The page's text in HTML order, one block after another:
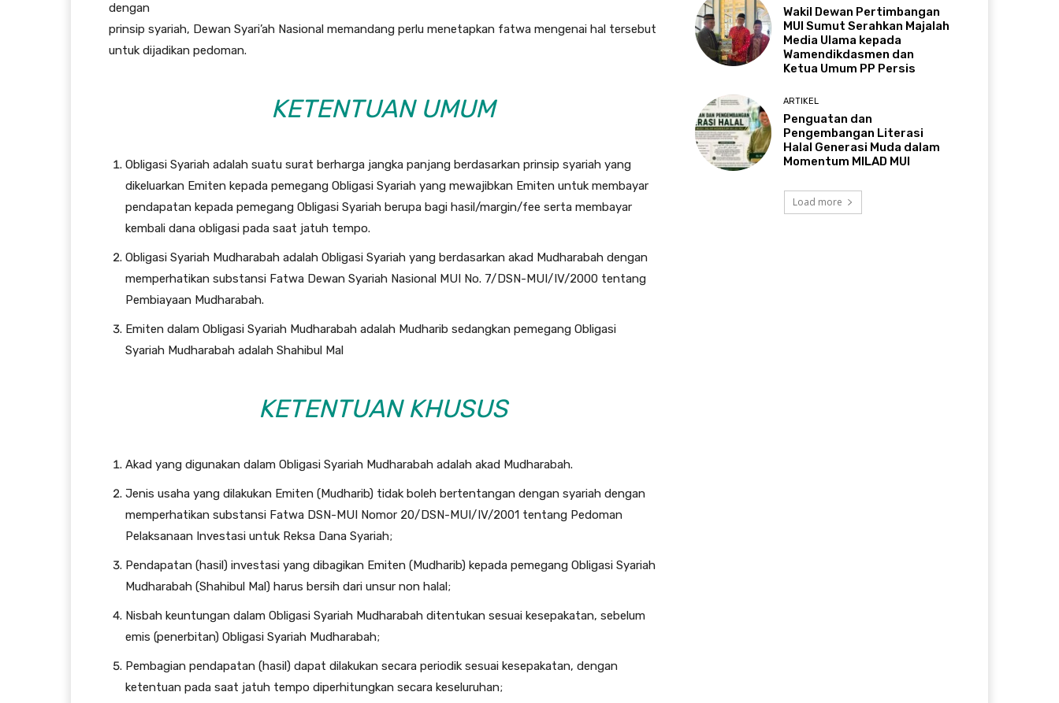
dengan
prinsip syariah, Dewan Syari’ah Nasional memandang perlu menetapkan fatwa mengenai hal tersebut
untuk dijadikan pedoman.
KETENTUAN UMUM
Obligasi Syariah adalah suatu surat berharga jangka panjang berdasarkan prinsip syariah yang
dikeluarkan Emiten kepada pemegang Obligasi Syariah yang mewajibkan Emiten untuk membayar
pendapatan kepada pemegang Obligasi Syariah berupa bagi hasil/margin/fee serta membayar
kembali dana obligasi pada saat jatuh tempo.
Obligasi Syariah Mudharabah adalah Obligasi Syariah yang berdasarkan akad Mudharabah dengan
memperhatikan substansi Fatwa Dewan Syariah Nasional MUI No. 7/DSN-MUI/IV/2000 tentang
Pembiayaan Mudharabah.
Emiten dalam Obligasi Syariah Mudharabah adalah Mudharib sedangkan pemegang Obligasi
Syariah Mudharabah adalah Shahibul Mal
KETENTUAN KHUSUS
Akad yang digunakan dalam Obligasi Syariah Mudharabah adalah akad Mudharabah.
Jenis usaha yang dilakukan Emiten (Mudharib) tidak boleh bertentangan dengan syariah dengan
memperhatikan substansi Fatwa DSN-MUI Nomor 20/DSN-MUI/IV/2001 tentang Pedoman
Pelaksanaan Investasi untuk Reksa Dana Syariah;
Pendapatan (hasil) investasi yang dibagikan Emiten (Mudharib) kepada pemegang Obligasi Syariah
Mudharabah (Shahibul Mal) harus bersih dari unsur non halal;
Nisbah keuntungan dalam Obligasi Syariah Mudharabah ditentukan sesuai kesepakatan, sebelum
emis (penerbitan) Obligasi Syariah Mudharabah;
Pembagian pendapatan (hasil) dapat dilakukan secara periodik sesuai kesepakatan, dengan
ketentuan pada saat jatuh tempo diperhitungkan secara keseluruhan;
Wakil Dewan Pertimbangan
MUI Sumut Serahkan Majalah
Media Ulama kepada
Wamendikdasmen dan
Ketua Umum PP Persis
ARTIKEL
Penguatan dan
Pengembangan Literasi
Halal Generasi Muda dalam
Momentum MILAD MUI
Load more